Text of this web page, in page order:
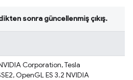
sonra güncellenmiş çıkış.
Corporation, Tesla
OpenGL ES 3.2 NVIDIA